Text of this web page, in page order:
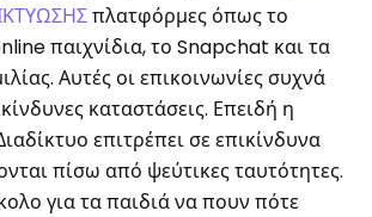
πλατφόρμες όπως το
παιχνίδια, το Snapchat και τα
Αυτές οι επικοινωνίες συχνά
καταστάσεις. Επειδή η
επιτρέπει σε επικίνδυνα
πίσω από ψεύτικες ταυτότητες.
για τα παιδιά να πουν πότε